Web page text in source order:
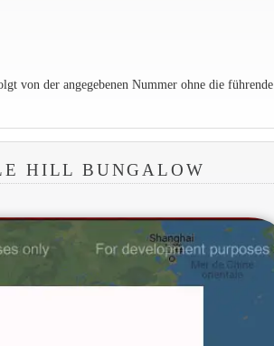
von der angegebenen Nummer ohne die führende
HILL BUNGALOW